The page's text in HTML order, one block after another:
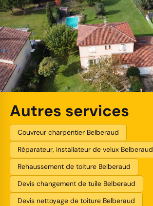
Autres services
Couvreur charpentier Belberaud
Réparateur, installateur de velux Belberaud
Rehaussement de toiture Belberaud
Devis changement de tuile Belberaud
Devis nettoyage de toiture Belberaud